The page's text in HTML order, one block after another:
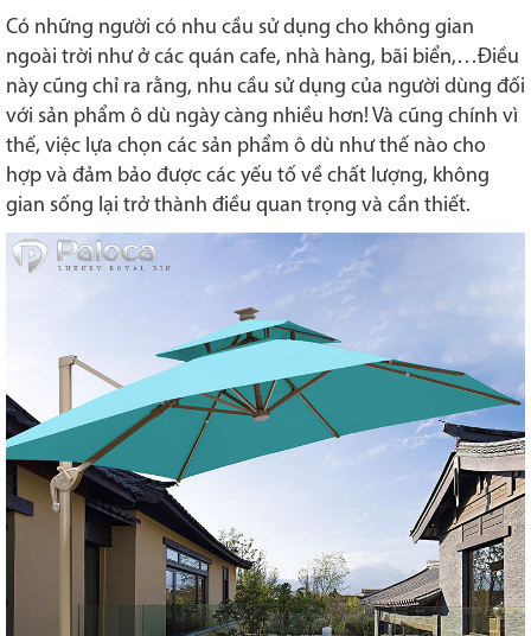
Có những người có nhu cầu sử dụng cho không gian
ngoài trời như ở các quán cafe, nhà hàng, bãi biển,…Điều
này cũng chỉ ra rằng, nhu cầu sử dụng của người dùng đối
với sản phẩm ô dù ngày càng nhiều hơn! Và cũng chính vì
thế, việc lựa chọn các sản phẩm ô dù như thế nào cho
hợp và đảm bảo được các yếu tố về chất lượng, không
gian sống lại trở thành điều quan trọng và cần thiết.